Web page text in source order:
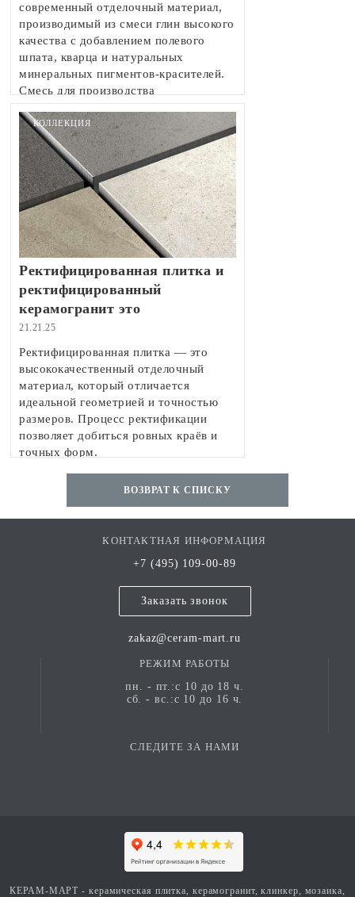
современный отделочный материал,
производимый из смеси глин высокого
качества с добавлением полевого
шпата, кварца и натуральных
минеральных пигментов-красителей.
Смесь для производства
керамогранита прессуется под
высоким давлением, подсушивается и
обжигается при очень высоких
температурах.
КОЛЛЕКЦИЯ
Ректифицированная плитка и
ректифицированный
керамогранит это
21.21.25
Ректифицированная плитка — это
высококачественный отделочный
материал, который отличается
идеальной геометрией и точностью
размеров. Процесс ректификации
позволяет добиться ровных краёв и
точных форм.
ВОЗВРАТ К СПИСКУ
КОНТАКТНАЯ ИНФОРМАЦИЯ
+7 (495) 109-00-89
Заказать звонок
zakaz@ceram-mart.ru
РЕЖИМ РАБОТЫ
пн. - пт.:с 10 до 18 ч.
сб. - вс.:с 10 до 16 ч.
СЛЕДИТЕ ЗА НАМИ
КЕРАМ-МАРТ - керамическая плитка, керамогранит, клинкер, мозаика,